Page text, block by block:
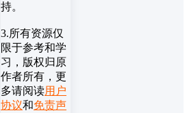
持。
3.所有资源仅
限于参考和学
习，版权归原
作者所有，更
多请阅读用户
协议和免责声